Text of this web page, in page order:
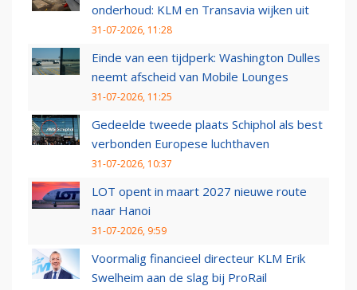
onderhoud: KLM en Transavia wijken uit
31-07-2026, 11:28
Einde van een tijdperk: Washington Dulles
neemt afscheid van Mobile Lounges
31-07-2026, 11:25
Gedeelde tweede plaats Schiphol als best
verbonden Europese luchthaven
31-07-2026, 10:37
LOT opent in maart 2027 nieuwe route
naar Hanoi
31-07-2026, 9:59
Voormalig financieel directeur KLM Erik
Swelheim aan de slag bij ProRail